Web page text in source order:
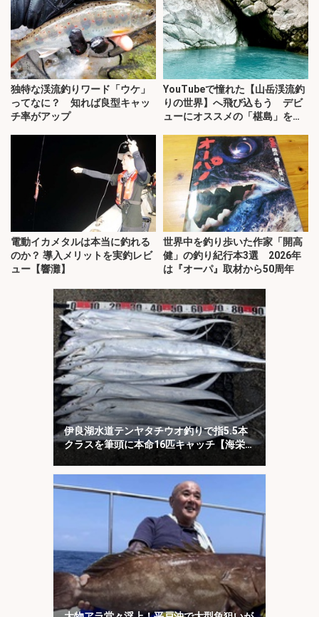
独特な渓流釣りワード「ウケ」
ってなに？ 知れば良型キャッ
チ率がアップ
YouTubeで憧れた【山岳渓流釣
りの世界】へ飛び込もう デビ
ューにオススメの「椹島」を紹
電動イカメタルは本当に釣れる
のか？ 導入メリットを実釣レビ
ュー【響灘】
世界中を釣り歩いた作家「開高
健」の釣り紀行本3選 2026年
は『オーパ』取材から50周年
伊良湖水道テンヤタチウオ釣りで指5.5本
クラスを筆頭に本命16匹キャッチ【海栄